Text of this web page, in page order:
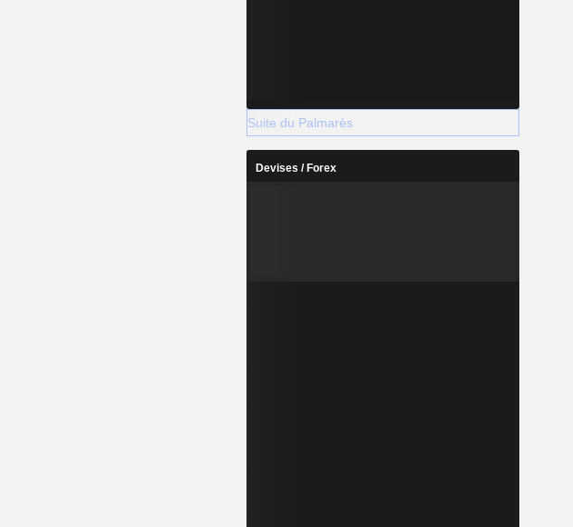
Suite du Palmarès
Devises / Forex